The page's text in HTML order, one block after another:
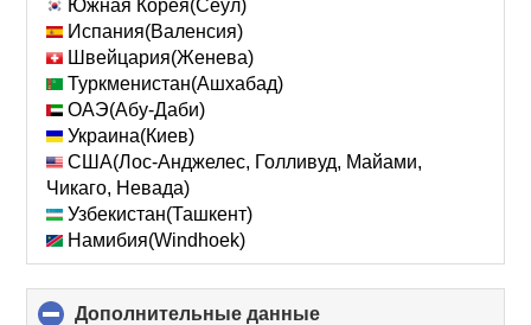
Южная Корея(Сеул)
Испания(Валенсия)
Швейцария(Женева)
Туркменистан(Ашхабад)
ОАЭ(Абу-Даби)
Украина(Киев)
США(Лос-Анджелес, Голливуд, Майами,
Чикаго, Невада)
Узбекистан(Ташкент)
Намибия(Windhoek)
Дополнительные данные